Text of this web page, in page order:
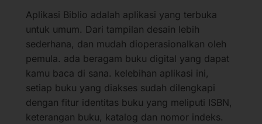
Aplikasi Biblio adalah aplikasi yang terbuka
untuk umum. Dari tampilan desain lebih
sederhana, dan mudah dioperasionalkan oleh
pemula. ada beragam buku digital yang dapat
kamu baca di sana. kelebihan aplikasi ini,
setiap buku yang diakses sudah dilengkapi
dengan fitur identitas buku yang meliputi ISBN,
keterangan buku, katalog dan nomor indeks.